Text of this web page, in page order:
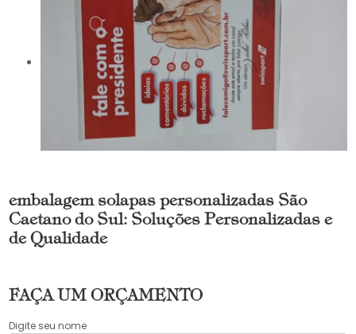
embalagem solapas personalizadas São
Caetano do Sul: Soluções Personalizadas e
de Qualidade
FAÇA UM ORÇAMENTO
Digite seu nome